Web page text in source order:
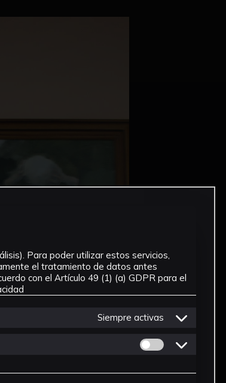
Para poder utilizar estos servicios,
el tratamiento de datos antes
con el Artículo 49 (1) (a) GDPR para el
Siempre activas
Permitir cookies